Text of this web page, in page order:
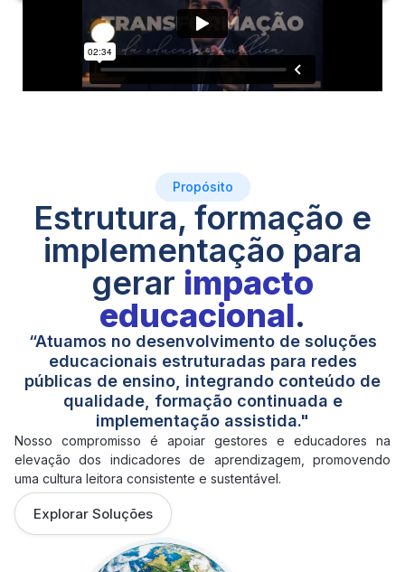
Propósito
Estrutura, formação e
implementação para
gerar impacto
educacional.
“Atuamos no desenvolvimento de soluções
educacionais estruturadas para redes
públicas de ensino, integrando conteúdo de
qualidade, formação continuada e
implementação assistida."
Nosso compromisso é apoiar gestores e educadores na
elevação dos indicadores de aprendizagem, promovendo
uma cultura leitora consistente e sustentável.
Explorar Soluções